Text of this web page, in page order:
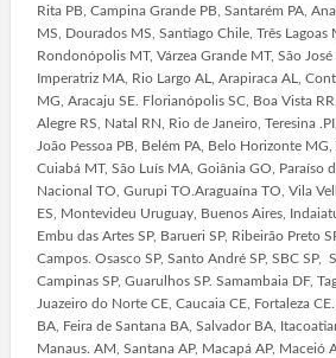
Rita PB, Campina Grande PB, Santarém PA,
MS, Dourados MS, Santiago Chile, Três Lagoas
Rondonópolis MT, Várzea Grande MT, São
Imperatriz MA, Rio Largo AL, Arapiraca AL,
MG, Aracaju SE. Florianópolis SC, Boa Vista
Alegre RS, Natal RN, Rio de Janeiro, Teresina
João Pessoa PB, Belém PA, Belo Horizonte MG,
Cuiabá MT, São Luís MA, Goiânia GO, Paraíso
Nacional TO, Gurupi TO.Araguaína TO, Vila
ES, Montevideu Uruguay, Buenos Aires,
Embu das Artes SP, Barueri SP, Ribeirão Preto
Campos. Osasco SP, Santo André SP, SBC SP,
Campinas SP, Guarulhos SP. Samambaia DF,
Juazeiro do Norte CE, Caucaia CE, Fortaleza
BA, Feira de Santana BA, Salvador BA,
Manaus. AM, Santana AP, Macapá AP, Maceió